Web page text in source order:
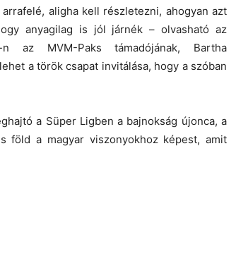
arrafelé, aligha kell részletezni, ahogyan azt
anyagilag is jól járnék – olvasható az
n az MVM-Paks támadójának, Bartha
a török csapat invitálása, hogy a szóban
a Süper Ligben a bajnokság újonca, a
föld a magyar viszonyokhoz képest, amit